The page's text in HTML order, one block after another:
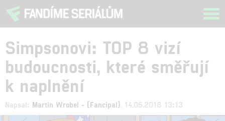
Simpsonovi: TOP 8 vizí
budoucnosti, které směřují
k naplnění
Napsal: Martin Wrobel - (Fancipal) , 14.05.2018 13:13